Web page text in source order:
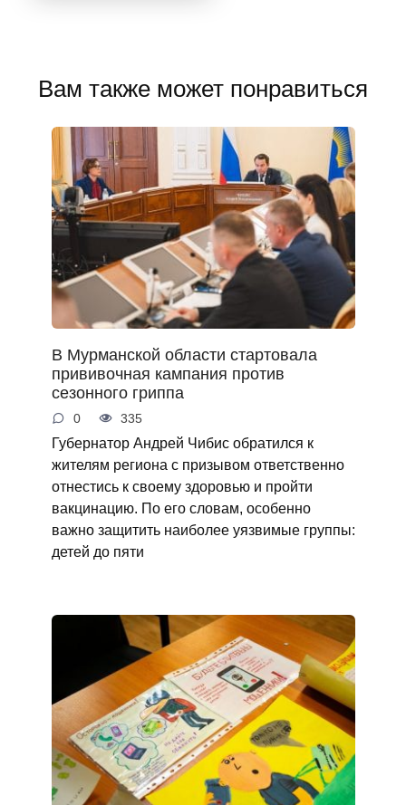
Вам также может понравиться
В Мурманской области стартовала
прививочная кампания против
сезонного гриппа
0 335
Губернатор Андрей Чибис обратился к
жителям региона с призывом ответственно
отнестись к своему здоровью и пройти
вакцинацию. По его словам, особенно
важно защитить наиболее уязвимые группы:
детей до пяти